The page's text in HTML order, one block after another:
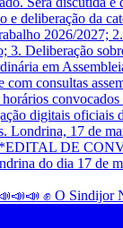
✊ O Sindijor